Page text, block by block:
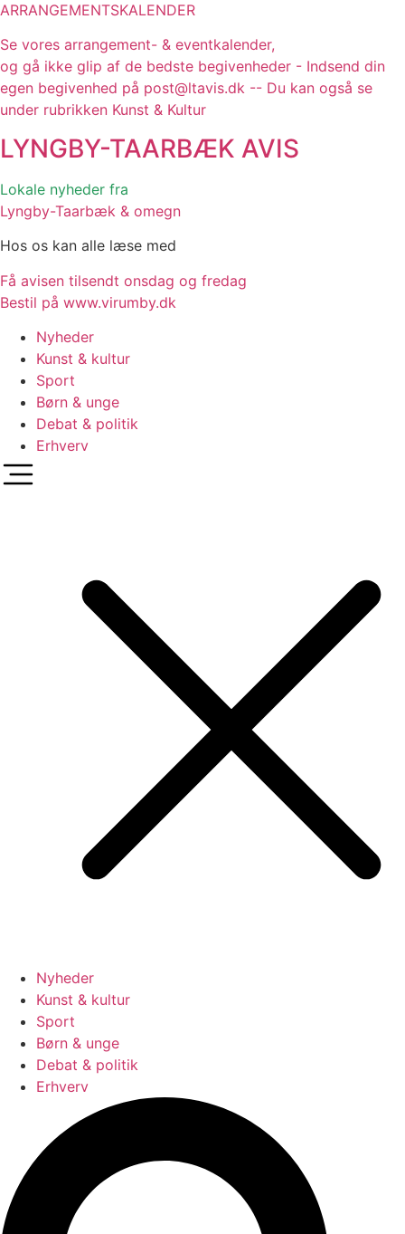
ARRANGEMENTSKALENDER
Se vores arrangement- & eventkalender,
og gå ikke glip af de bedste begivenheder - Indsend din
egen begivenhed på post@ltavis.dk -- Du kan også se
under rubrikken Kunst & Kultur
LYNGBY-TAARBÆK AVIS
Lokale nyheder fra
Lyngby-Taarbæk & omegn
Hos os kan alle læse med
Få avisen tilsendt onsdag og fredag
Bestil på www.virumby.dk
Nyheder
Kunst & kultur
Sport
Børn & unge
Debat & politik
Erhverv
Nyheder
Kunst & kultur
Sport
Børn & unge
Debat & politik
Erhverv